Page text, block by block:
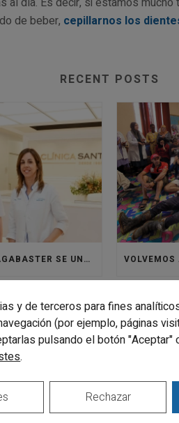
de beber, cepillarnos los
RECENT POSTS
LA DRA. LASAGABASTER SE UNE A LA CLÍNICA SANTISTEBAN PARA REFORZAR EL ÁREA DE ORTODONCIA
y de terceros para fines
(por ejemplo, páginas
pulsando el botón "Aceptar"
.
Rechazar